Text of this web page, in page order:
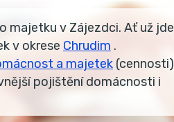
majetku v Zájezdci. Ať už jde
v okrese Chrudim .
a majetek (cennosti)
pojištění domácnosti i